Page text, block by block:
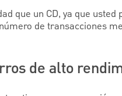
que un CD, ya que usted
de transacciones
de alto